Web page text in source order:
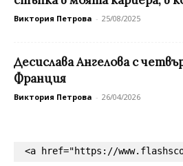
Виктория Петрова - 25/08/2025
Десислава Ангелова с
Франция
Виктория Петрова - 26/04/2026
<a href="https://